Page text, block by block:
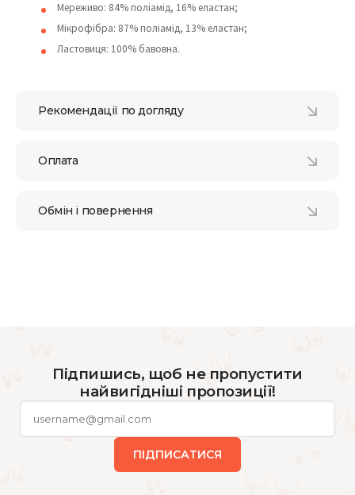
Мереживо: 84% поліамід, 16% еластан;
Мікрофібра: 87% поліамід, 13% еластан;
Ластовиця: 100% бавовна.
Рекомендації по догляду
Оплата
Обмін і повернення
Підпишись, щоб не пропустити
найвигідніші пропозиції!
ПІДПИСАТИСЯ